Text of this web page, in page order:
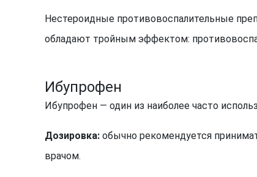
Нестероидные противовоспалительные
обладают тройным эффектом:
Ибупрофен
Ибупрофен — один из наиболее часто
Дозировка: обычно рекомендуется
врачом.